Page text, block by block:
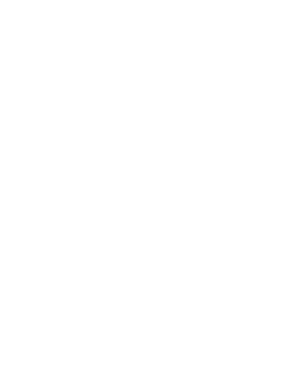
應用程式:位於申請表單記
籤上。
訂這些元件以在應用程式摘要中顯示
存取應用程式檢閱窗格。
招募者和 HR 專家可以按一下應用
可以按一下申請摘要標題上的「